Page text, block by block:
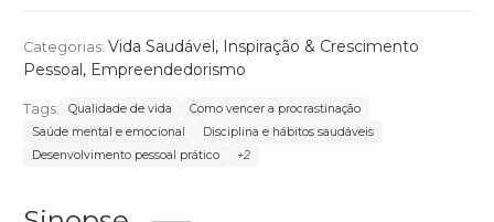
Categorias: Vida Saudável, Inspiração & Crescimento
Pessoal, Empreendedorismo
Tags: Qualidade de vida
Como vencer a procrastinação
Saúde mental e emocional
Disciplina e hábitos saudáveis
Desenvolvimento pessoal prático
+2